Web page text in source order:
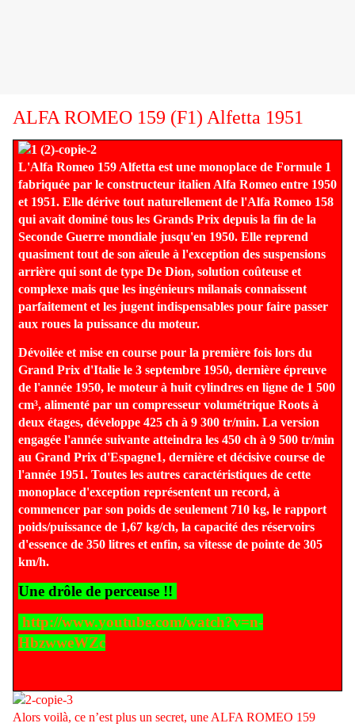
ALFA ROMEO 159 (F1) Alfetta 1951
L'Alfa Romeo 159 Alfetta est une monoplace de Formule 1
fabriquée par le constructeur italien Alfa Romeo entre 1950
et 1951. Elle dérive tout naturellement de l'Alfa Romeo 158
qui avait dominé tous les Grands Prix depuis la fin de la
Seconde Guerre mondiale jusqu'en 1950. Elle reprend
quasiment tout de son aïeule à l'exception des suspensions
arrière qui sont de type De Dion, solution coûteuse et
complexe mais que les ingénieurs milanais connaissent
parfaitement et les jugent indispensables pour faire passer
aux roues la puissance du moteur.
Dévoilée et mise en course pour la première fois lors du
Grand Prix d'Italie le 3 septembre 1950, dernière épreuve
de l'année 1950, le moteur à huit cylindres en ligne de 1 500
cm³, alimenté par un compresseur volumétrique Roots à
deux étages, développe 425 ch à 9 300 tr/min. La version
engagée l'année suivante atteindra les 450 ch à 9 500 tr/min
au Grand Prix d'Espagne1, dernière et décisive course de
l'année 1951. Toutes les autres caractéristiques de cette
monoplace d'exception représentent un record, à
commencer par son poids de seulement 710 kg, le rapport
poids/puissance de 1,67 kg/ch, la capacité des réservoirs
d'essence de 350 litres et enfin, sa vitesse de pointe de 305
km/h.
Une drôle de perceuse !!
http://www.youtube.com/watch?v=n-
HbzwweWZc
Alors voilà, ce n’est plus un secret, une ALFA ROMEO 159